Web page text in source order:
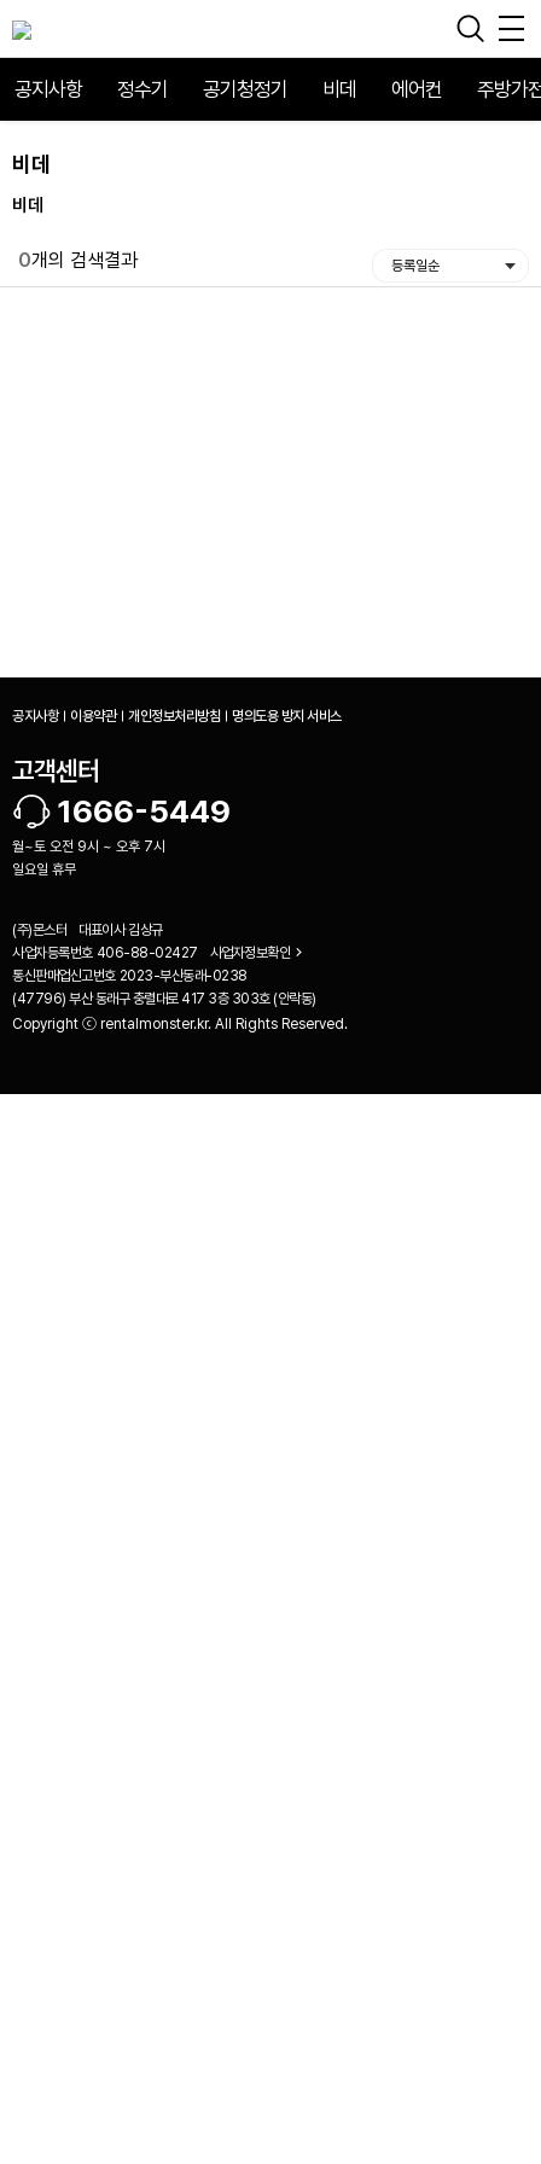
공지사항 정수기 공기청정기 비데 에어컨 주방가
비데
비데
0개의 검색결과 등록일순
공지사항 이용약관 개인정보처리방침 명의도용 방지 서비스
고객센터
1666-5449
월~토 오전 9시 ~ 오후 7시
일요일 휴무
(주)몬스터 대표이사 김상규
사업자등록번호 406-88-02427
사업자정보확인
통신판매업신고번호 2023-부산동래-0238
(47796) 부산 동래구 충렬대로 417 3층 303호 (안락동)
Copyright ⓒ rentalmonster.kr. All Rights Reserved.